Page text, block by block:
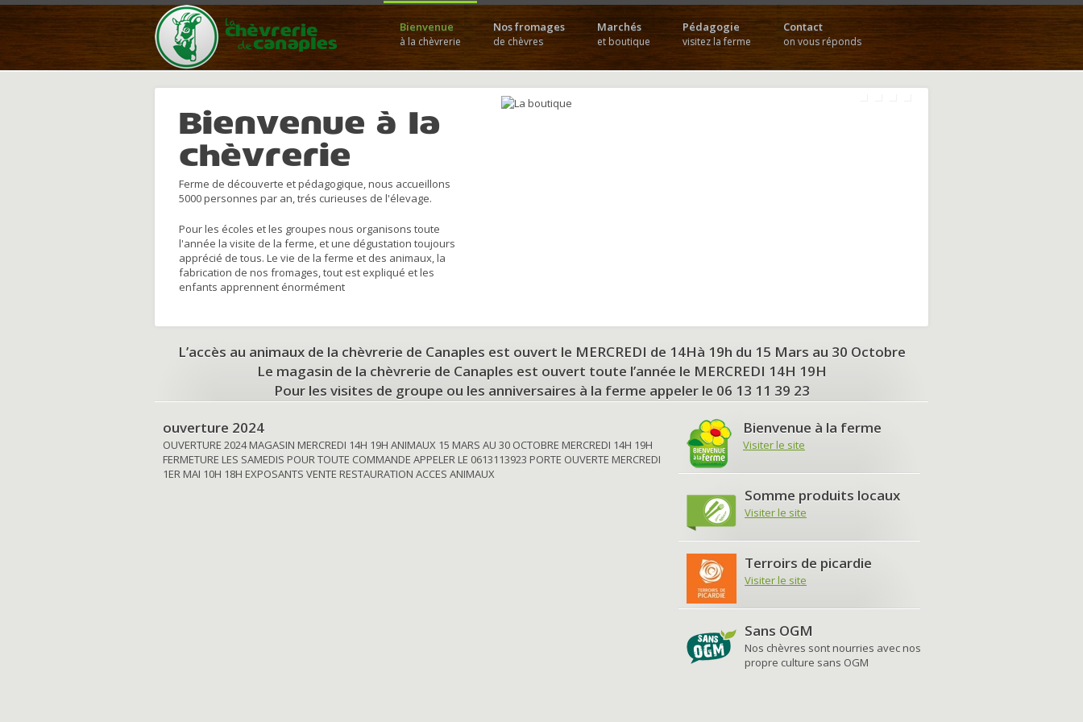
Bienvenue
à la chèvrerie
Nos fromages
de chèvres
Marchés
et boutique
Pédagogie
visitez la ferme
Contact
on vous réponds
Bienvenue à la
chèvrerie
Ferme de découverte et pédagogique, nous accueillons
5000 personnes par an, trés curieuses de l'élevage.
Pour les écoles et les groupes nous organisons toute
l'année la visite de la ferme, et une dégustation toujours
apprécié de tous. Le vie de la ferme et des animaux, la
fabrication de nos fromages, tout est expliqué et les
enfants apprennent énormément
L’accès au animaux de la chèvrerie de Canaples est ouvert le MERCREDI de 14Hà 19h du 15 Mars au 30 Octobre
Le magasin de la chèvrerie de Canaples est ouvert toute l’année le MERCREDI 14H 19H
Pour les visites de groupe ou les anniversaires à la ferme appeler le 06 13 11 39 23
ouverture 2024
OUVERTURE 2024 MAGASIN MERCREDI 14H 19H ANIMAUX 15 MARS AU 30 OCTOBRE MERCREDI 14H 19H
FERMETURE LES SAMEDIS POUR TOUTE COMMANDE APPELER LE 0613113923 PORTE OUVERTE MERCREDI
1ER MAI 10H 18H EXPOSANTS VENTE RESTAURATION ACCES ANIMAUX
Bienvenue à la ferme
Visiter le site
Somme produits locaux
Visiter le site
Terroirs de picardie
Visiter le site
Sans OGM
Nos chèvres sont nourries avec nos
propre culture sans OGM